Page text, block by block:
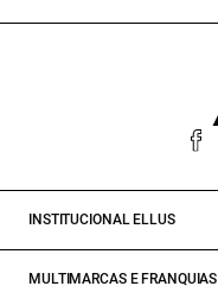
INSTITUCIONAL ELLUS
MULTIMARCAS E FRANQUIAS